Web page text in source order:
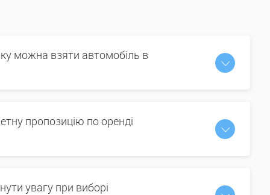
можна взяти автомобіль в
пропозицію по оренді
увагу при виборі